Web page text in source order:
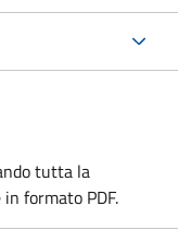
tutta la
formato PDF.